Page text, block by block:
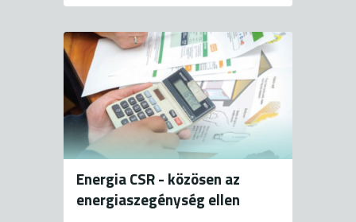
Energia CSR - közösen az
energiaszegénység ellen